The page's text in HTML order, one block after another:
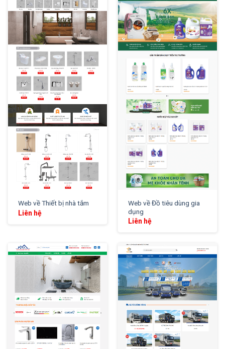
Web về Thiết bị nhà tắm
Liên hệ
XEM THỬ
Web về Đồ tiêu dùng gia
dụng
Liên hệ
XEM THỬ
XEM THỬ XEM THỬ